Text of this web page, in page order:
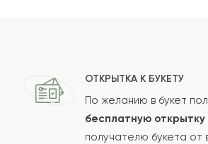
Ваш e-mailОТКРЫТКА К БУКЕТУ
По желанию в букет
бесплатную открытку
получателю букета от